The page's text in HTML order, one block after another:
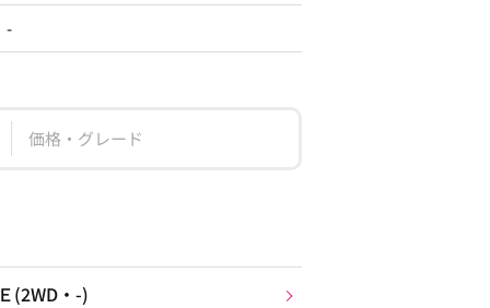
-
価格・グレード
(2WD・-)